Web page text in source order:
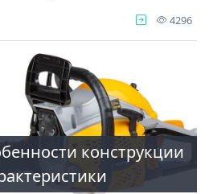
4296
конструкции